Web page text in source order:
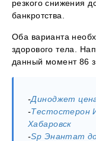
резкого снижения
банкротства.
Оба варианта
здорового тела.
данный момент 86
-Диноджет
-Тестостерон
Хабаровск
-Sp Энантат